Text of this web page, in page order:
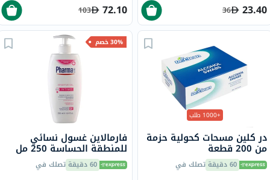
23.40
36
72.10
103
+1000 طلب
در كلين مسحات كحولية حزمة
من 200 قطعة
60 دقيقة تصلك في
30% خصم
فارمالاين غسول نسائي
للمنطقة الحساسة 250 مل
60 دقيقة تصلك في